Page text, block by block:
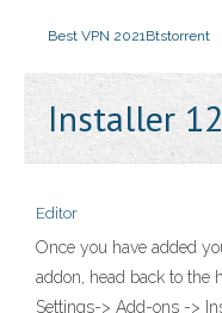
Best VPN 2021Btstorrent
Installer
Editor
Once you have added
addon, head back to the
Settings-> Add-ons ->